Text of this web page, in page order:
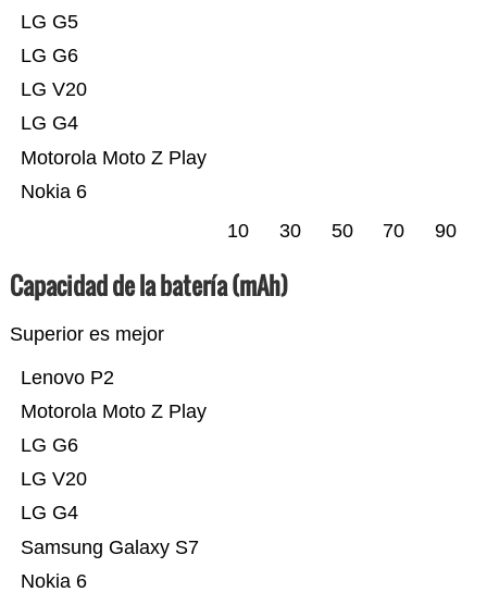
Nokia 6
Motorola Moto Z Play
LG G4
LG V20
LG G6
LG G5
10 30 50 70 90
Capacidad de la batería (mAh)
Superior es mejor
Nokia 6
Samsung Galaxy S7
LG G4
LG V20
LG G6
Motorola Moto Z Play
Lenovo P2